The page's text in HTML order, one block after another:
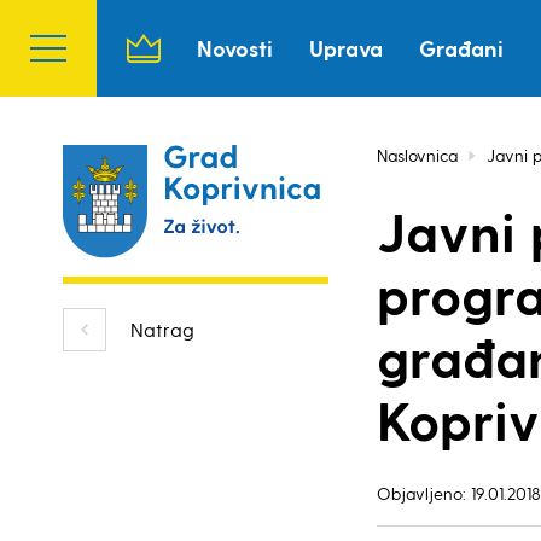
Novosti Uprava Građani
Natrag
Naslovnica Javni
Javni
Objavljeno: